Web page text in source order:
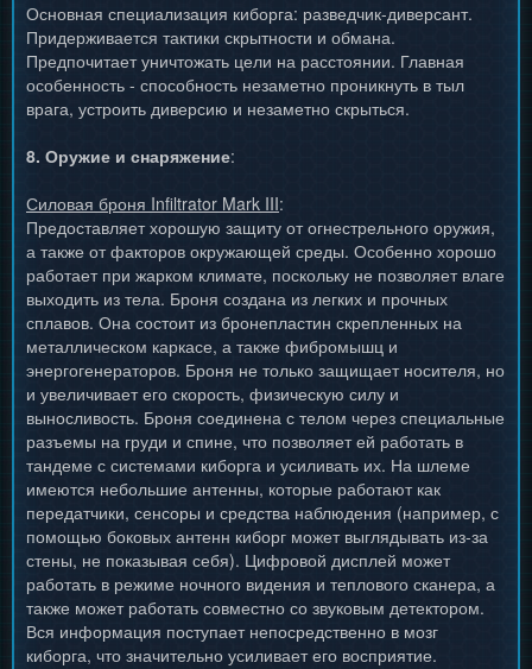
Основная специализация киборга: разведчик-диверсант.
Придерживается тактики скрытности и обмана.
Предпочитает уничтожать цели на расстоянии. Главная
особенность - способность незаметно проникнуть в тыл
врага, устроить диверсию и незаметно скрыться.
8. Оружие и снаряжение:
Силовая броня Infiltrator Mark III:
Предоставляет хорошую защиту от огнестрельного оружия,
а также от факторов окружающей среды. Особенно хорошо
работает при жарком климате, поскольку не позволяет влаге
выходить из тела. Броня создана из легких и прочных
сплавов. Она состоит из бронепластин скрепленных на
металлическом каркасе, а также фибромышц и
энергогенераторов. Броня не только защищает носителя, но
и увеличивает его скорость, физическую силу и
выносливость. Броня соединена с телом через специальные
разъемы на груди и спине, что позволяет ей работать в
тандеме с системами киборга и усиливать их. На шлеме
имеются небольшие антенны, которые работают как
передатчики, сенсоры и средства наблюдения (например, с
помощью боковых антенн киборг может выглядывать из-за
стены, не показывая себя). Цифровой дисплей может
работать в режиме ночного видения и теплового сканера, а
также может работать совместно со звуковым детектором.
Вся информация поступает непосредственно в мозг
киборга, что значительно усиливает его восприятие.